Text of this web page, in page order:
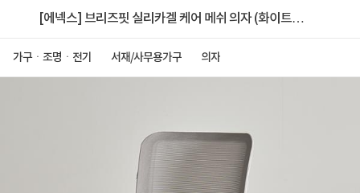
[에넥스] 브리즈핏 실리카겔 케어 메쉬 의자 (화이트바
가구ㆍ조명ㆍ전기 서재/사무용가구 의자